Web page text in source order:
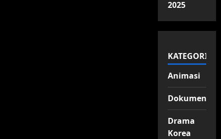
2025
KATEGORI
Animasi
Dokumenter
Drama
Korea